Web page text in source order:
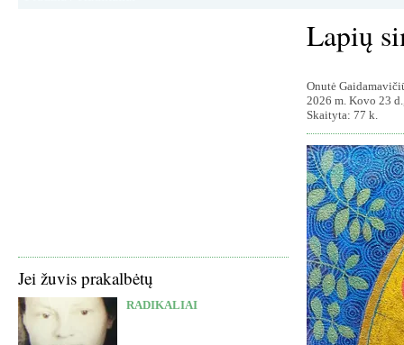
Jei žuvis prakalbėtų
RADIKALIAI
Lapių
Onutė
2026 m. Kovo 23
Skaityta: 77 k.